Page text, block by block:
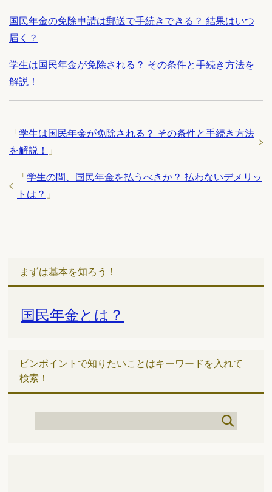
国民年金の免除申請は郵送で手続きできる？ 結果はいつ
届く？
学生は国民年金が免除される？ その条件と手続き方法を
解説！
「 学生は国民年金が免除される？ その条件と手続き方法
を解説！
」
「 学生の間、国民年金を払うべきか？ 払わないデメリッ
トは？ 」
まずは基本を知ろう！
国民年金とは？
ピンポイントで知りたいことはキーワードを入れて
検索！